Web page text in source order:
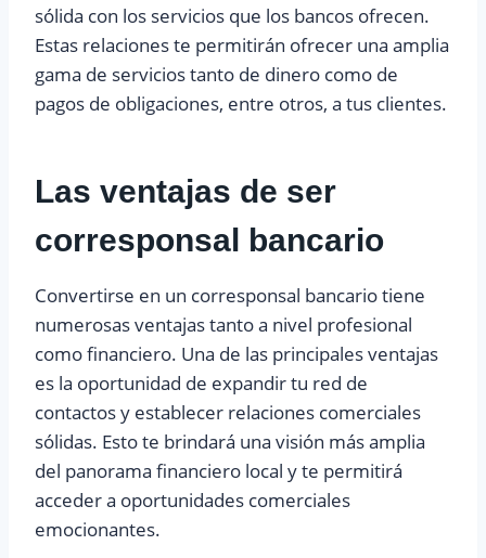
sólida con los servicios que los bancos ofrecen.
Estas relaciones te permitirán ofrecer una amplia
gama de servicios tanto de dinero como de
pagos de obligaciones, entre otros, a tus clientes.
Las ventajas de ser
corresponsal bancario
Convertirse en un corresponsal bancario tiene
numerosas ventajas tanto a nivel profesional
como financiero. Una de las principales ventajas
es la oportunidad de expandir tu red de
contactos y establecer relaciones comerciales
sólidas. Esto te brindará una visión más amplia
del panorama financiero local y te permitirá
acceder a oportunidades comerciales
emocionantes.